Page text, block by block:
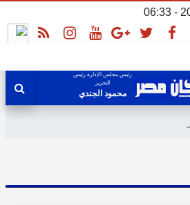
رئيس مجلس الإدارة رئيس
التحرير
محمود الجندي